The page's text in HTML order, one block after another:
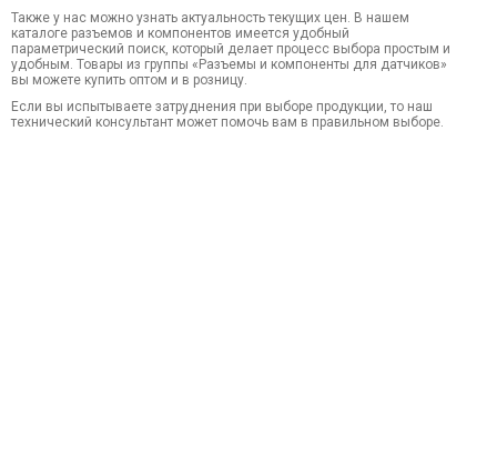
Также у нас можно узнать актуальность текущих цен. В нашем
каталоге разъемов и компонентов имеется удобный
параметрический поиск, который делает процесс выбора простым и
удобным. Товары из группы «Разъемы и компоненты для датчиков»
вы можете купить оптом и в розницу.
Если вы испытываете затруднения при выборе продукции, то наш
технический консультант может помочь вам в правильном выборе.